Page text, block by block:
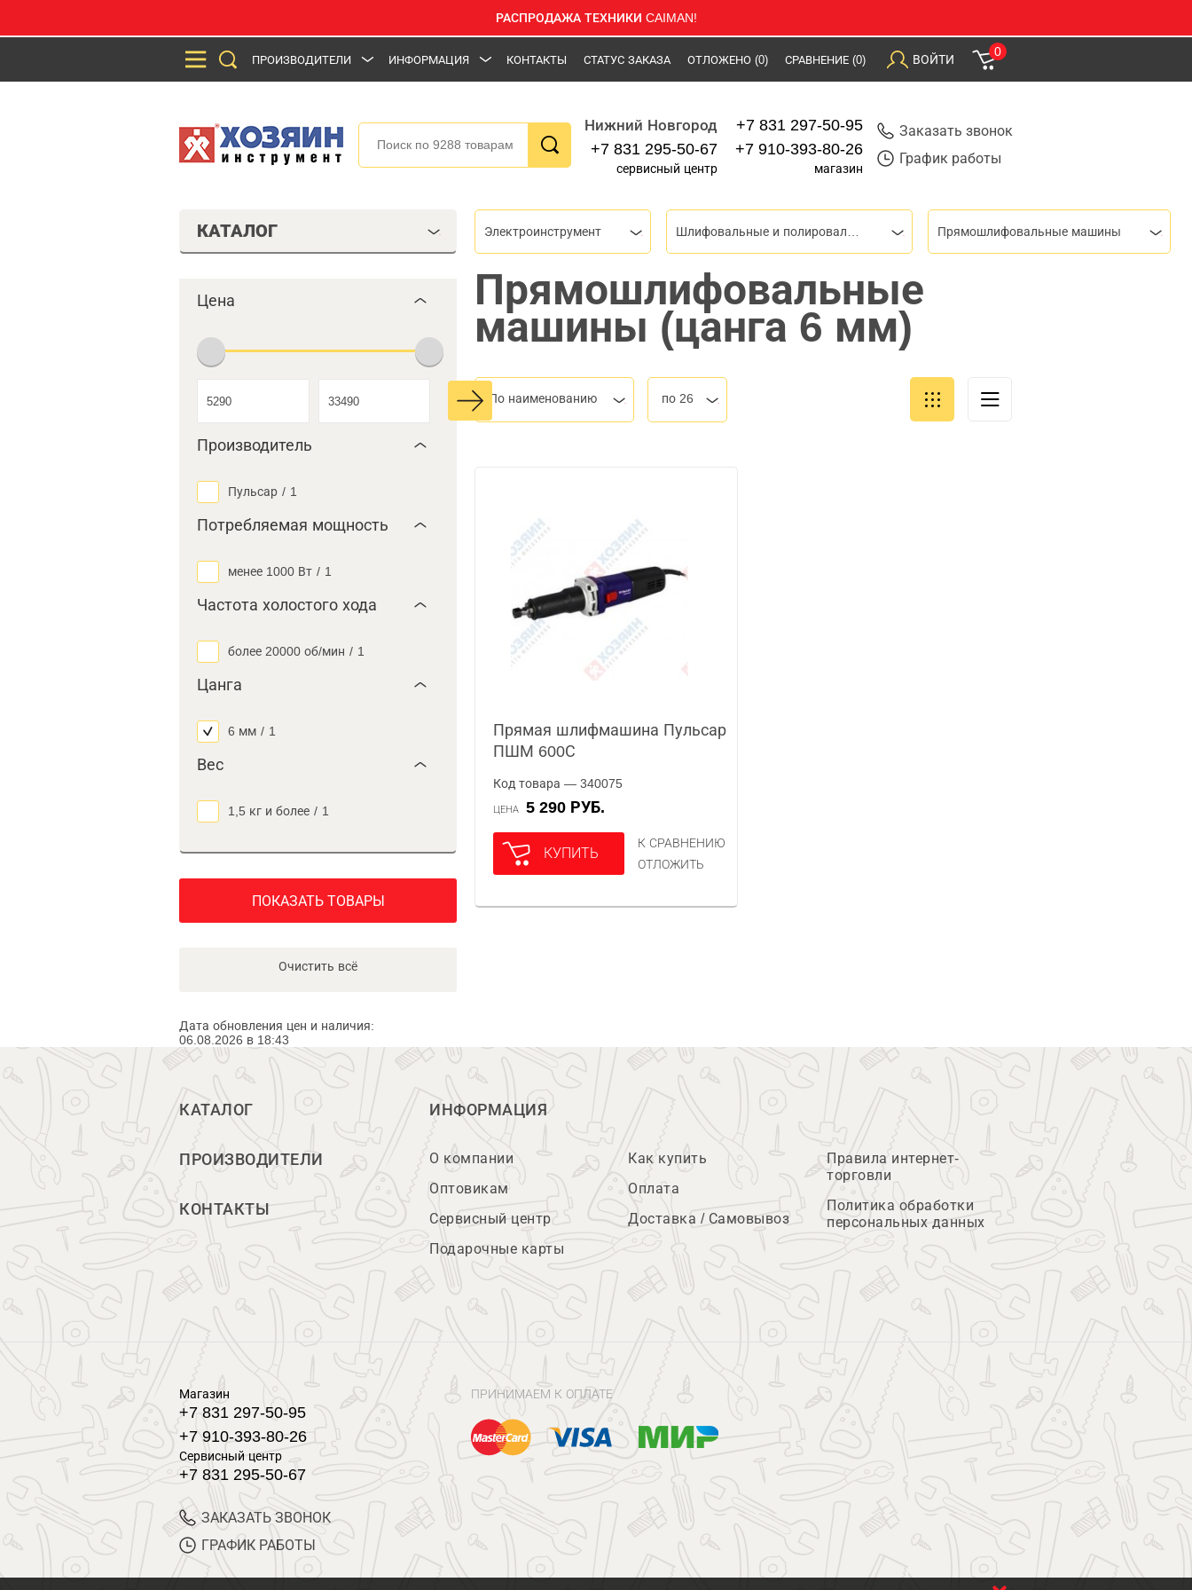
РАСПРОДАЖА ТЕХНИКИ CAIMAN!
ПРОИЗВОДИТЕЛИ ИНФОРМАЦИЯ КОНТАКТЫ СТАТУС ЗАКАЗА ОТЛОЖЕНО (0) СРАВНЕНИЕ (0) ВОЙТИ
0
Нижний Новгород
+7 831 295-50-67
сервисный центр
+7 831 297-50-95
+7 910-393-80-26
магазин
Заказать звонок
График работы
КАТАЛОГ
Цена
Производитель
Пульсар / 1
Потребляемая мощность
менее 1000 Вт / 1
Частота холостого хода
более 20000 об/мин / 1
Цанга
6 мм / 1
Вес
1,5 кг и более / 1
ПОКАЗАТЬ ТОВАРЫ
Очистить всё
Дата обновления цен и наличия:
06.08.2026 в 18:43
Электроинструмент Прямошлифовальные машины
Прямошлифовальные
машины (цанга 6 мм)
По наименованию по 26
Прямая шлифмашина Пульсар
ПШМ 600С
Код товара — 340075
ЦЕНА 5 290 РУБ.
КУПИТЬ
К СРАВНЕНИЮ
ОТЛОЖИТЬ
КАТАЛОГ
ПРОИЗВОДИТЕЛИ
КОНТАКТЫ
ИНФОРМАЦИЯ
О компании
Оптовикам
Сервисный центр
Подарочные карты
Как купить
Оплата
Доставка / Самовывоз
Правила интернет-
торговли
Политика обработки
персональных данных
Магазин
+7 831 297-50-95
+7 910-393-80-26
Сервисный центр
+7 831 295-50-67
ЗАКАЗАТЬ ЗВОНОК
ГРАФИК РАБОТЫ
ПРИНИМАЕМ К ОПЛАТЕ